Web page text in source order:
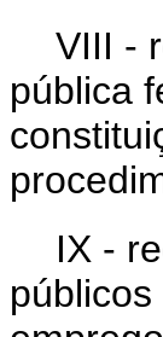
VIII -
pública
IX -